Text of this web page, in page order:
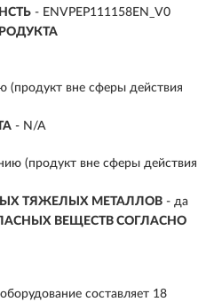
- ENVPEP111158EN_V0
(продукт вне сферы действия
- N/A
(продукт вне сферы действия
ТЯЖЕЛЫХ МЕТАЛЛОВ - да
ВЕЩЕСТВ СОГЛАСНО
составляет 18